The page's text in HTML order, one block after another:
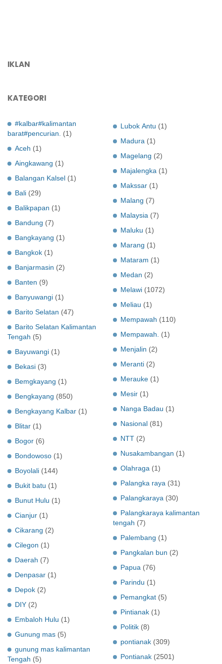
IKLAN
KATEGORI
#kalbar#kalimantan
barat#pencurian.
(1)
Aceh (1)
Aingkawang (1)
Balangan Kalsel (1)
Bali (29)
Balikpapan (1)
Bandung (7)
Bangkayang (1)
Bangkok (1)
Banjarmasin (2)
Banten (9)
Banyuwangi (1)
Barito Selatan (47)
Barito Selatan Kalimantan
Tengah (5)
Bayuwangi (1)
Bekasi (3)
Bemgkayang (1)
Bengkayang (850)
Bengkayang Kalbar (1)
Blitar (1)
Bogor (6)
Bondowoso (1)
Boyolali (144)
Bukit batu (1)
Bunut Hulu (1)
Cianjur (1)
Cikarang (2)
Cilegon (1)
Daerah (7)
Denpasar (1)
Depok (2)
DIY (2)
Embaloh Hulu (1)
Gunung mas (5)
gunung mas kalimantan
Tengah (5)
Lubok Antu (1)
Madura (1)
Magelang (2)
Majalengka (1)
Makssar (1)
Malang (7)
Malaysia (7)
Maluku (1)
Marang (1)
Mataram (1)
Medan (2)
Melawi (1072)
Meliau (1)
Mempawah (110)
Mempawah.
(1)
Menjalin (2)
Meranti (2)
Merauke (1)
Mesir (1)
Nanga Badau (1)
Nasional (81)
NTT (2)
Nusakambangan (1)
Olahraga (1)
Palangka raya (31)
Palangkaraya (30)
Palangkaraya kalimantan
tengah (7)
Palembang (1)
Pangkalan bun (2)
Papua (76)
Parindu (1)
Pemangkat (5)
Pintianak (1)
Politik (8)
pontianak (309)
Pontianak (2501)